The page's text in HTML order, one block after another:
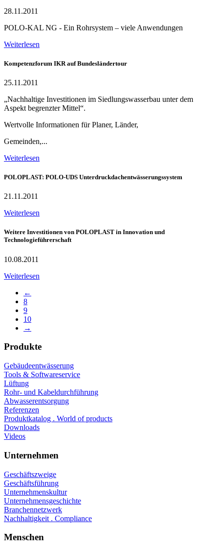
28.11.2011
POLO-KAL NG - Ein Rohrsystem – viele Anwendungen
Weiterlesen
Kompetenzforum IKR auf Bundesländertour
25.11.2011
„Nachhaltige Investitionen im Siedlungswasserbau unter dem
Aspekt begrenzter Mittel“.
Wertvolle Informationen für Planer, Länder,
Gemeinden,...
Weiterlesen
POLOPLAST: POLO-UDS Unterdruckdachentwässerungssystem
21.11.2011
Weiterlesen
Weitere Investitionen von POLOPLAST in Innovation und
Technologieführerschaft
10.08.2011
Weiterlesen
←
8
9
10
→
Produkte
Gebäudeentwässerung
Tools & Softwareservice
Lüftung
Rohr- und Kabeldurchführung
Abwasserentsorgung
Referenzen
Produktkatalog . World of products
Downloads
Videos
Unternehmen
Geschäftszweige
Geschäftsführung
Unternehmenskultur
Unternehmensgeschichte
Branchennetzwerk
Nachhaltigkeit . Compliance
Menschen